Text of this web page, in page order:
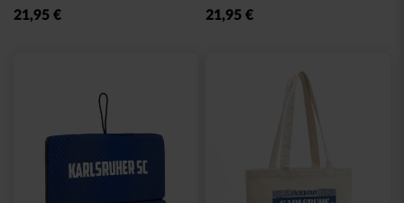
21,95 € 21,95 €